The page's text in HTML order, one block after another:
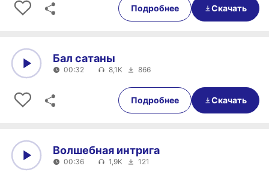
Подробнее Скачать
00:32
Бал сатаны
00:32 8,1K 866
Подробнее Скачать
Волшебная интрига
00:36 1,9K 121